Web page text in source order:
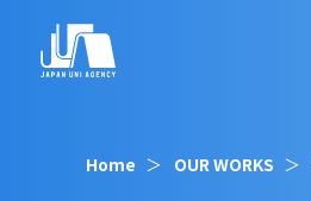
Home OUR WORKS